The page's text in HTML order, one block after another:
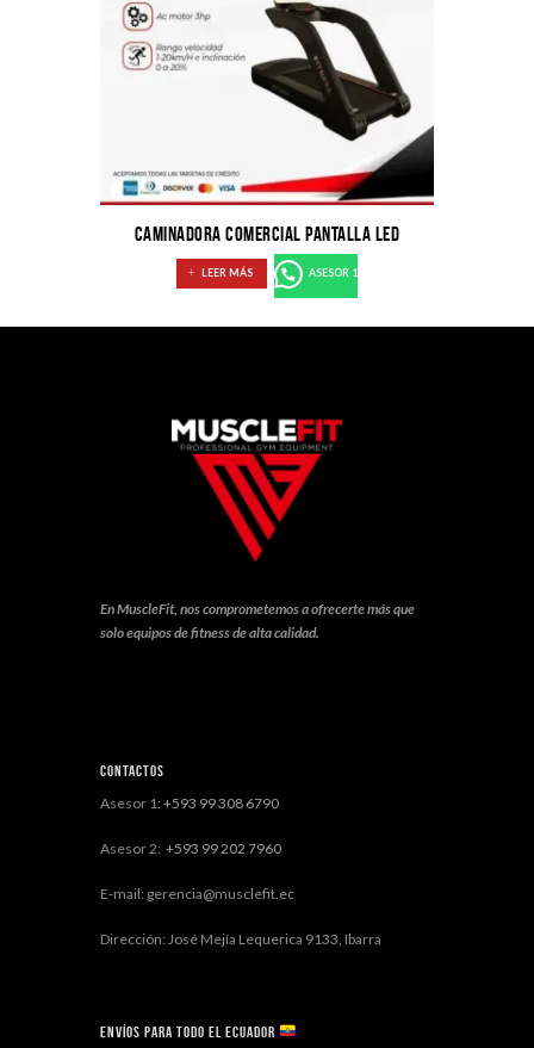
CAMINADORA COMERCIAL PANTALLA LED
LEER MÁS ASESOR 1
En MuscleFit, nos comprometemos a ofrecerte más que
solo equipos de fitness de alta calidad.
Contactos
Asesor 1: +593 99 308 6790
Asesor 2: +593 99 202 7960
E-mail: gerencia@musclefit.ec
Dirección: José Mejía Lequerica 9133, Ibarra
Envíos para todo el ECUADOR